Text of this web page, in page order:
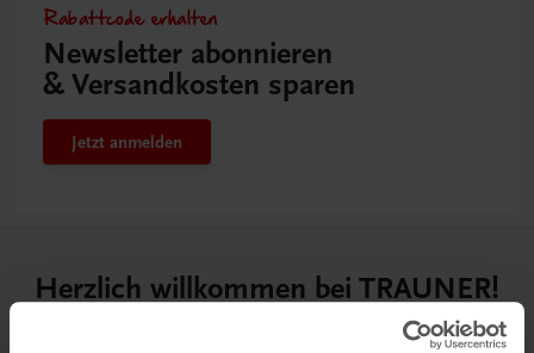
Rabattcode erhalten
Newsletter abonnieren
& Versandkosten sparen
Jetzt anmelden
Herzlich willkommen bei TRAUNER!